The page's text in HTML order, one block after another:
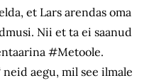
et Lars arendas oma
Nii et ta ei saanud
#Metoole.
aegu, mil see ilmale